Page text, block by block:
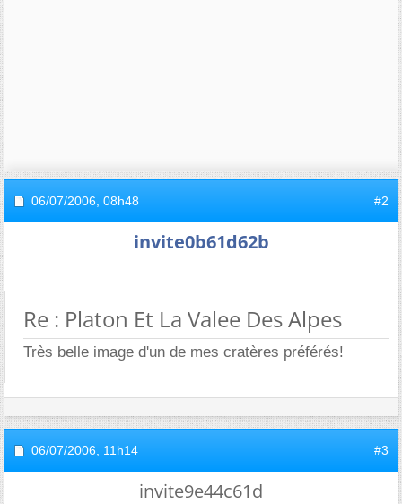
06/07/2006, 08h48 #2
invite0b61d62b
Re : Platon Et La Valee Des Alpes
Très belle image d'un de mes cratères préférés!
06/07/2006, 11h14 #3
invite9e44c61d